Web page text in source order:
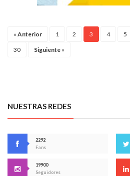
« Anterior 1 2 3 4 5
30 Siguiente »
NUESTRAS REDES
2292
Fans
19900
Seguidores